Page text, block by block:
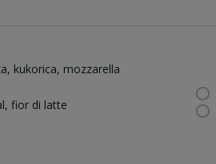
kukorica mozzarella
fior di latte